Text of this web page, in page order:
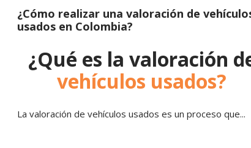
¿Cómo realizar una valoración de
usados en Colombia?
¿Qué es la valoración
vehículos usados?
La valoración de vehículos usados es un proceso que...